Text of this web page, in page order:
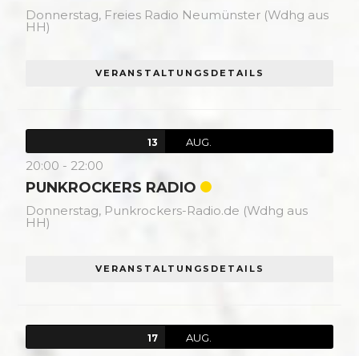
Donnerstag, Freies Radio Neumünster (Wdhg aus
HH)
VERANSTALTUNGSDETAILS
13 AUG.
20:00 - 22:00
PUNKROCKERS RADIO
Donnerstag, Punkrockers-Radio.de (Wdhg aus
HH)
VERANSTALTUNGSDETAILS
17 AUG.